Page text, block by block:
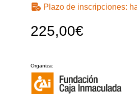
Plazo de inscripciones:
225,00€
Organiza: